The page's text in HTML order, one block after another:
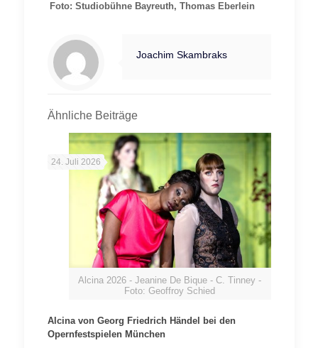
Foto: Studiobühne Bayreuth, Thomas Eberlein
Joachim Skambraks
Ähnliche Beiträge
Alcina 2026 - Jeanine De Bique - C. Tinney -
Foto: Geoffroy Schied
24. Juli 2026
Alcina von Georg Friedrich Händel bei den
Opernfestspielen München